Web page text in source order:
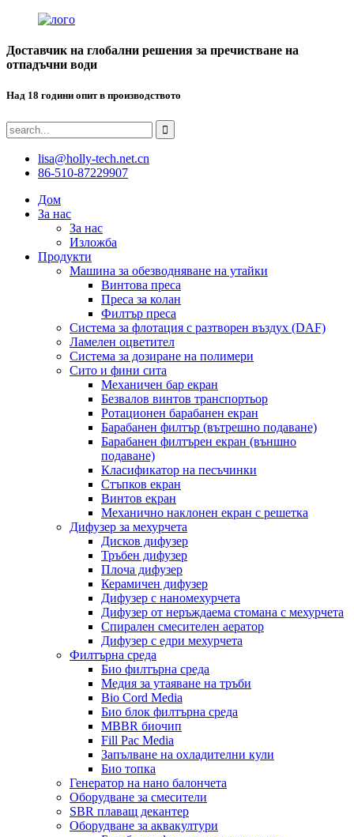
Доставчик на глобални решения за пречистване на
отпадъчни води
Над 18 години опит в производството
lisa@holly-tech.net.cn
86-510-87229907
Дом
За нас
За нас
Изложба
Продукти
Машина за обезводняване на утайки
Винтова преса
Преса за колан
Филтър преса
Система за флотация с разтворен въздух (DAF)
Ламелен оцветител
Система за дозиране на полимери
Сито и фини сита
Механичен бар екран
Безвалов винтов транспортьор
Ротационен барабанен екран
Барабанен филтър (вътрешно подаване)
Барабанен филтърен екран (външно
подаване)
Класификатор на песъчинки
Стъпков екран
Винтов екран
Механично наклонен екран с решетка
Дифузер за мехурчета
Дисков дифузер
Тръбен дифузер
Плоча дифузер
Керамичен дифузер
Дифузер с наномехурчета
Дифузер от неръждаема стомана с мехурчета
Спирален смесителен аератор
Дифузер с едри мехурчета
Филтърна среда
Био филтърна среда
Медия за утаяване на тръби
Bio Cord Media
Био блок филтърна среда
MBBR биочип
Fill Pac Media
Запълване на охладителни кули
Био топка
Генератор на нано балончета
Оборудване за смесители
SBR плаващ декантер
Оборудване за аквакултури